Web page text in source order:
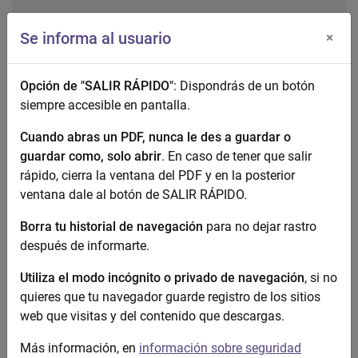
Inicio: 28 de febrero de 2015
Fin: 17 de marzo de 2015
Galería de imágenes
Se informa al usuario ×
Opción de "SALIR RÁPIDO": Dispondrás de un botón
siempre accesible en pantalla.
Cuando abras un PDF, nunca le des a guardar o
guardar como, solo abrir. En caso de tener que salir
rápido, cierra la ventana del PDF y en la posterior
ventana dale al botón de SALIR RÁPIDO.
Borra tu historial de navegación para no dejar rastro
después de informarte.
Utiliza el modo incógnito o privado de navegación, si no
quieres que tu navegador guarde registro de los sitios
web que visitas y del contenido que descargas.
Más información, en información sobre seguridad